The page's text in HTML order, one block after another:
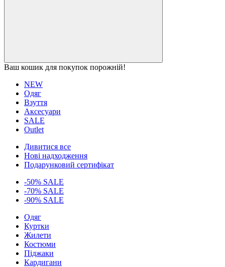
Ваш кошик для покупок порожній!
NEW
Одяг
Взуття
Аксесуари
SALE
Outlet
Дивитися все
Нові надходження
Подарунковий сертифікат
-50% SALE
-70% SALE
-90% SALE
Одяг
Куртки
Жилети
Костюми
Піджаки
Кардигани